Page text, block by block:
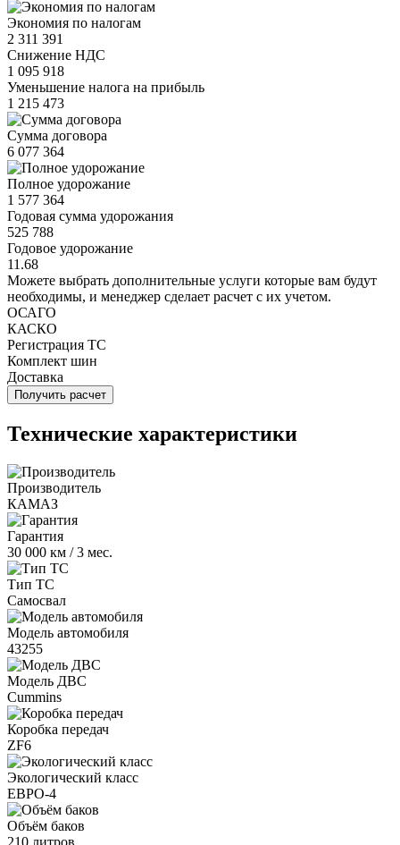
Экономия по налогам
2 311 391
Снижение НДС
1 095 918
Уменьшение налога на прибыль
1 215 473
Сумма договора
6 077 364
Полное удорожание
1 577 364
Годовая сумма удорожания
525 788
Годовое удорожание
11.68
Можете выбрать дополнительные услуги которые вам будут
необходимы, и менеджер сделает расчет с их учетом.
ОСАГО
КАСКО
Регистрация ТС
Комплект шин
Доставка
Получить расчет
Технические характеристики
Производитель
КАМАЗ
Гарантия
30 000 км / 3 мес.
Тип ТС
Самосвал
Модель автомобиля
43255
Модель ДВС
Cummins
Коробка передач
ZF6
Экологический класс
ЕВРО-4
Объём баков
210 литров